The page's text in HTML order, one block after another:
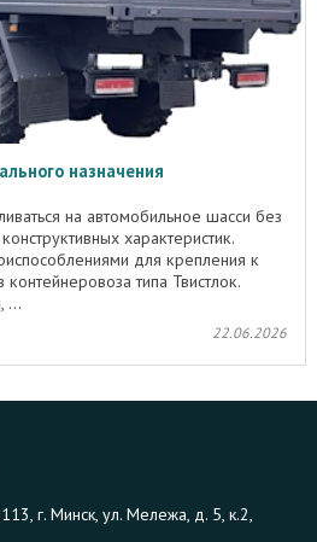
назначения
на автомобильное шасси без
характеристик.
для крепления к
типа Твистлок.
...
22.06.2026
г. Минск, ул. Мележа, д. 5, к.2,